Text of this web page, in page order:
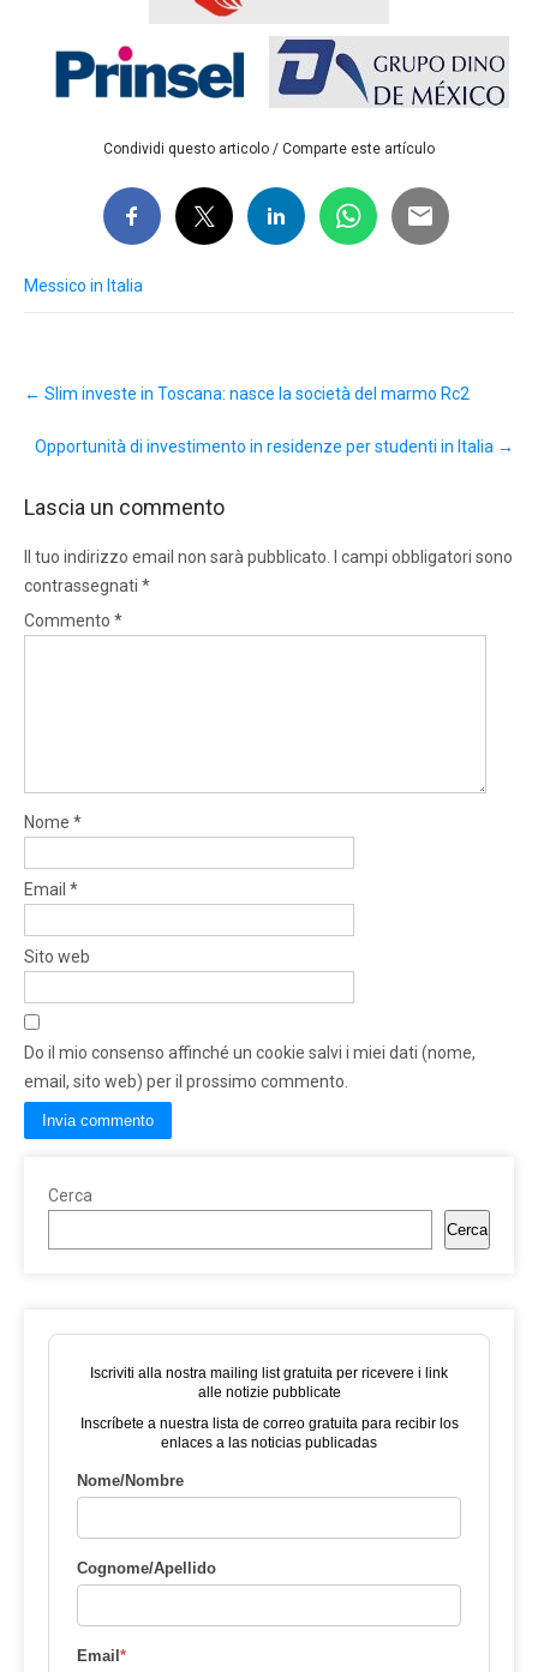
Condividi questo articolo / Comparte este artículo
Messico in Italia
navigation
← Slim investe in Toscana: nasce la società del marmo Rc2
Opportunità di investimento in residenze per studenti in Italia →
Lascia un commento
Il tuo indirizzo email non sarà pubblicato.
I campi obbligatori sono
contrassegnati *
Commento *
Nome *
Email *
Sito web
Do il mio consenso affinché un cookie salvi i miei dati (nome,
email, sito web) per il prossimo commento.
Cerca
Cerca
Iscriviti alla nostra mailing list gratuita per ricevere i link
alle notizie pubblicate
Inscríbete a nuestra lista de correo gratuita para recibir los
enlaces a las noticias publicadas
Nome/Nombre
Cognome/Apellido
Email*